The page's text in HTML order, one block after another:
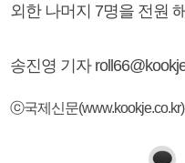
외한 나머지 7명을 전원
송진영 기자
ⓒ국제신문